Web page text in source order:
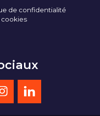
de confidentialité
cookies